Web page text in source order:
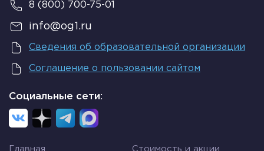
8 (800) 700-75-01
info@og1.ru
Сведения об образовательной организации
Соглашение о пользовании сайтом
Социальные сети:
Главная Стоимость и акции